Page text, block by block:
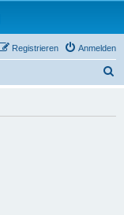
Anmelden
Registrieren